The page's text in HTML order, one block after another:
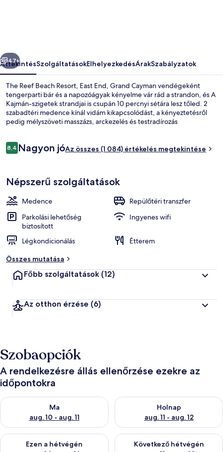
Cayman
képgalériája
Következő
47+
ÁttekintésSzolgáltatásokElhelyezkedésÁrakSzabályzatok
The Reef Beach Resort, East End, Grand Cayman vendégeként
tengerparti bár és a napozóágyak kényelme vár rád a strandon, és A
Kajmán-szigetek strandjai is csupán 10 percnyi sétára lesz tőled. 2
szabadtéri medence kínál vidám kikapcsolódást, a kényeztetésről
pedig mélyszöveti masszázs, arckezelés és testradírozás
vendégeit. A vendégeket bár/társalgó és fitneszlétesítmény várja, a
Értékelések
8,48,4 ennyiből: 10
Nagyon jóAz összes (1 084) értékelés megtekintése
Népszerű szolgáltatások
Medence
Repülőtéri transzfer
Parkolási lehetőség
biztosított
Ingyenes wifi
Légkondicionálás
Étterem
Összes mutatása
Főbb szolgáltatások (12)
Az otthon érzése (6)
Szobaopciók
A rendelkezésre állás ellenőrzése ezekre az
időpontokra
Ma
aug. 10 - aug. 11
A ma esti rendelkezésre állás ellenőrzése: aug. 10 - aug. 11
Holnap
aug. 11 - aug. 12
A holnapi rendelkezésre állás
Ezen a hétvégén
A mostani hétvégi rendelkezésre állás ellenőrzése: aug. 14 -
Következő hétvégén
A következő hétvégi